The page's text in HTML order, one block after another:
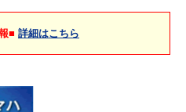
■ 詳細はこちら